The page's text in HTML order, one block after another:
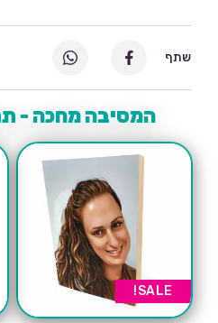
המסיבה מחכה -
SALE!
שתף